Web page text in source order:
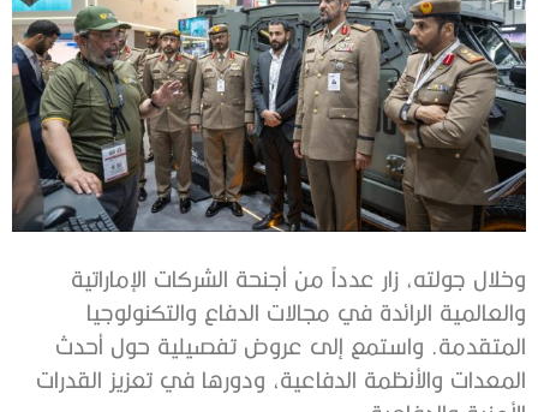
وخلال جولته، زار عدداً من أجنحة الشركات الإماراتية
والعالمية الرائدة في مجالات الدفاع والتكنولوجيا
المتقدمة. واستمع إلى عروض تفصيلية حول أحدث
المعدات والأنظمة الدفاعية، ودورها في تعزيز القدرات